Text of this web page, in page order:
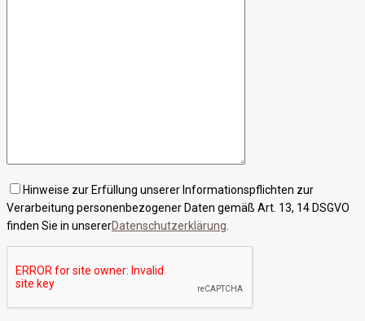
Hinweise zur Erfüllung unserer Informationspflichten zur
Verarbeitung personenbezogener Daten gemäß Art. 13, 14 DSGVO
finden Sie in unsererDatenschutzerklärung